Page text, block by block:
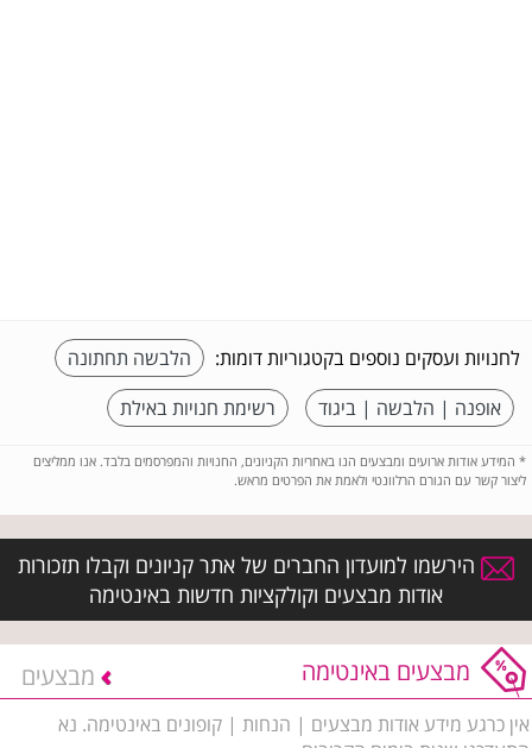
לחנויות ועסקים נוספים בקטגוריות דומות:
הלבשה תחתונה
אופנה | הלבשה | ביגוד
רשימת חנויות באילת
* המידע אודות ארועים ומבצעים הנו באחריות הקניונים, החנויות והמפרסמים בלבד. אנו ממליצים
ליצור קשר עם הגורם הרלוונטי ולאמת את הפרטים מראש.
הירשמו למועדון החברים של אתר קניונים וקבלו תזכורות
אודות מבצעים וקולקציות חדשות באינטימה
מבצעים באינטימה מבצעים
אין כרגע מידע אודות מבצעים | הנחות | קופונים באינטימה. נא